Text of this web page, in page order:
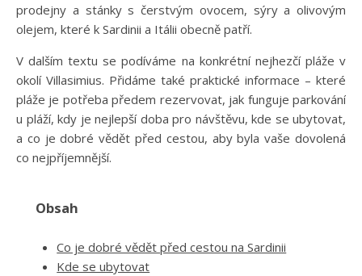
prodejny a stánky s čerstvým ovocem, sýry a olivovým
olejem, které k Sardinii a Itálii obecně patří.
V dalším textu se podíváme na konkrétní nejhezčí pláže v
okolí Villasimius. Přidáme také praktické informace – které
pláže je potřeba předem rezervovat, jak funguje parkování
u pláží, kdy je nejlepší doba pro návštěvu, kde se ubytovat,
a co je dobré vědět před cestou, aby byla vaše dovolená
co nejpříjemnější.
Obsah
Co je dobré vědět před cestou na Sardinii
Kde se ubytovat